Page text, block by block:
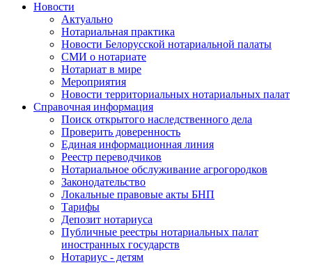
Новости
Актуально
Нотариальная практика
Новости Белорусской нотариальной палаты
СМИ о нотариате
Нотариат в мире
Мероприятия
Новости территориальных нотариальных палат
Справочная информация
Поиск открытого наследственного дела
Проверить доверенность
Единая информационная линия
Реестр переводчиков
Нотариальное обслуживание агрогородков
Законодательство
Локальные правовые акты БНП
Тарифы
Депозит нотариуса
Публичные реестры нотариальных палат
иностранных государств
Нотариус - детям